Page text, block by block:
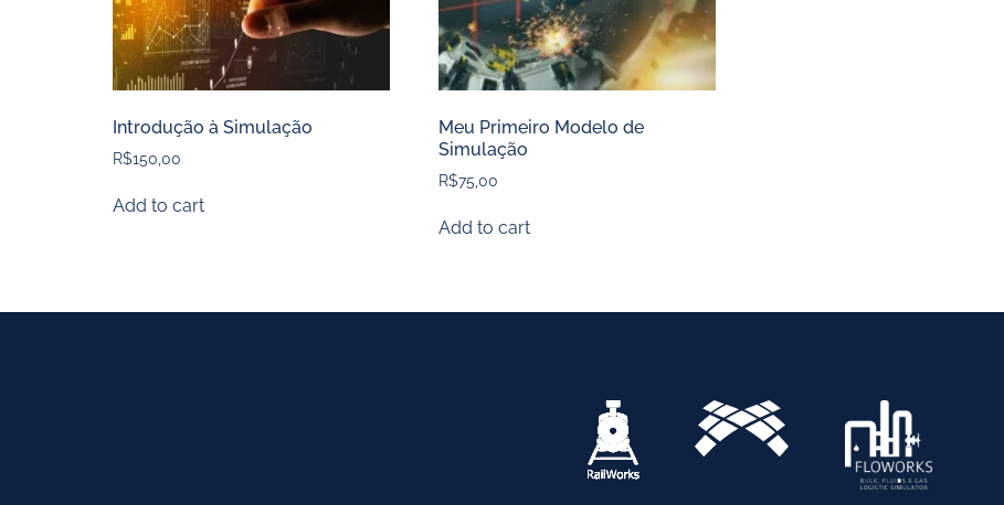
Introdução à Simulação
R$150,00
Add to cart
Meu Primeiro Modelo de
Simulação
R$75,00
Add to cart